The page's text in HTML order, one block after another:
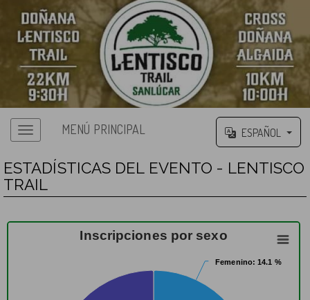
MENÚ PRINCIPAL ESPAÑOL
ESTADÍSTICAS DEL EVENTO - LENTISCO
TRAIL
Inscripciones por sexo
Femenino: 14.1 %
Femenino: 14.1 %